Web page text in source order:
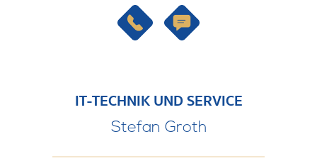
IT-TECHNIK UND SERVICE
Stefan Groth